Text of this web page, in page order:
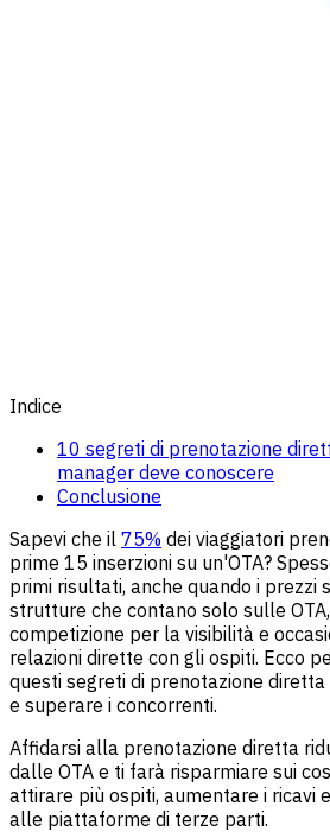
Indice
10 segreti di prenotazione
manager deve conoscere
Conclusione
Sapevi che il 75% dei viaggiatori
prime 15 inserzioni su un'OTA?
primi risultati, anche quando i prezzi
strutture che contano solo sulle
competizione per la visibilità e
relazioni dirette con gli ospiti. Ecco
questi segreti di prenotazione
e superare i concorrenti.
Affidarsi alla prenotazione diretta
dalle OTA e ti farà risparmiare sui
attirare più ospiti, aumentare i ricavi
alle piattaforme di terze parti.